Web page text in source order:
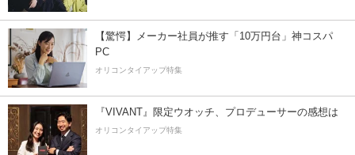
【驚愕】メーカー社員が推す「10万円台」神コスパ
PC
オリコンタイアップ特集
『VIVANT』限定ウオッチ、プロデューサーの感想は
オリコンタイアップ特集